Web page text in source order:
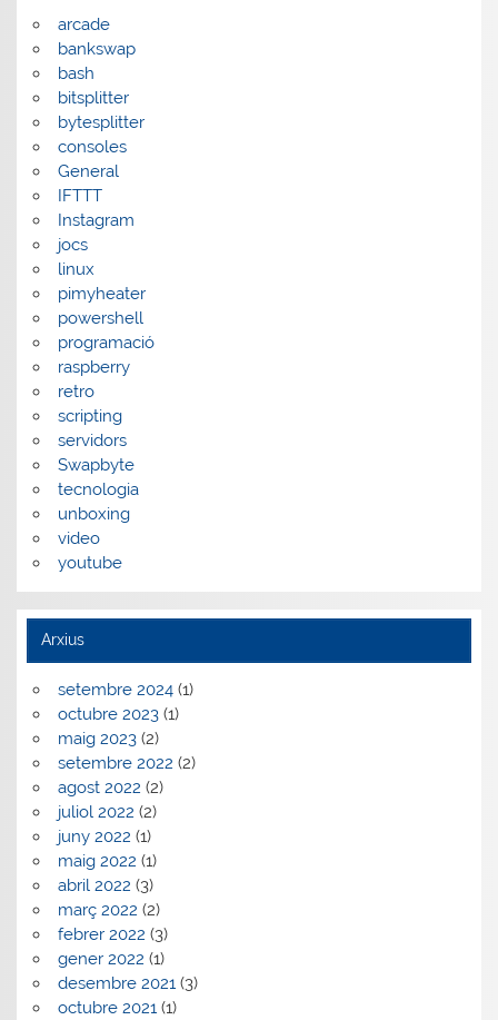
arcade
bankswap
bash
bitsplitter
bytesplitter
consoles
General
IFTTT
Instagram
jocs
linux
pimyheater
powershell
programació
raspberry
retro
scripting
servidors
Swapbyte
tecnologia
unboxing
video
youtube
Arxius
setembre 2024(1)
octubre 2023(1)
maig 2023(2)
setembre 2022 (2)
agost 2022 (2)
juliol 2022 (2)
juny 2022 (1)
maig 2022 (1)
abril 2022 (3)
març 2022 (2)
febrer 2022 (3)
gener 2022 (1)
desembre 2021(3)
octubre 2021(1)